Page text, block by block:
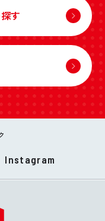
す
Instagram